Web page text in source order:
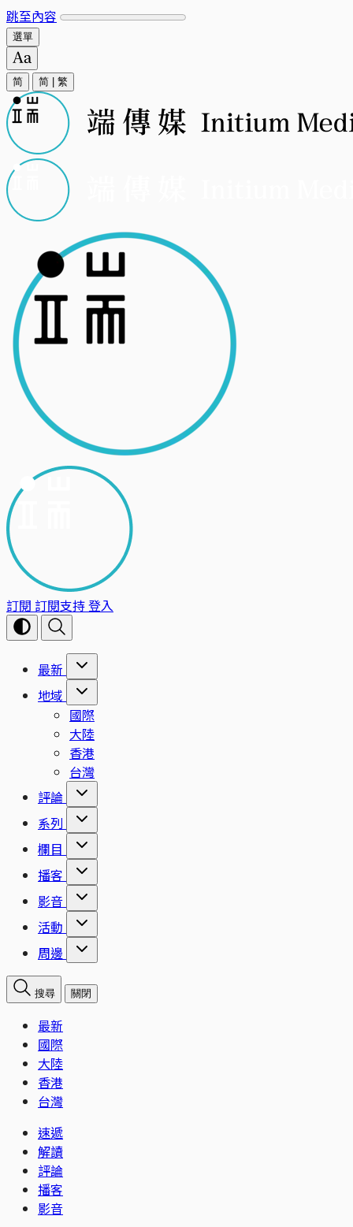
跳至內容
選單
简 简 繁
訂閱 訂閱支持登入
最新
地域
國際
大陸
香港
台灣
評論
系列
欄目
播客
影音
活動
周邊
搜尋 關閉
最新
國際
大陸
香港
台灣
速遞
解讀
評論
播客
影音